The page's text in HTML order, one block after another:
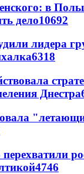
в
дело10692
лидера
6318
Днестра
4746